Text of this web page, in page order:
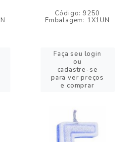
Código: 9250
Embalagem: 1X1UN
Faça seu login
ou
cadastre-se
para ver preços
e comprar